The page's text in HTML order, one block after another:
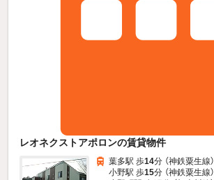
レオネクストアポロンの賃貸物件
葉多駅 歩14分 （神鉄粟生線）
小野駅 歩15分 （神鉄粟生線）